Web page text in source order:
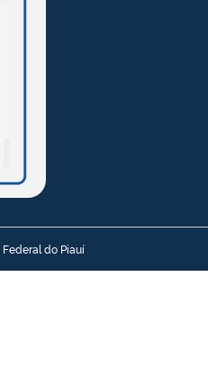
do Piauí